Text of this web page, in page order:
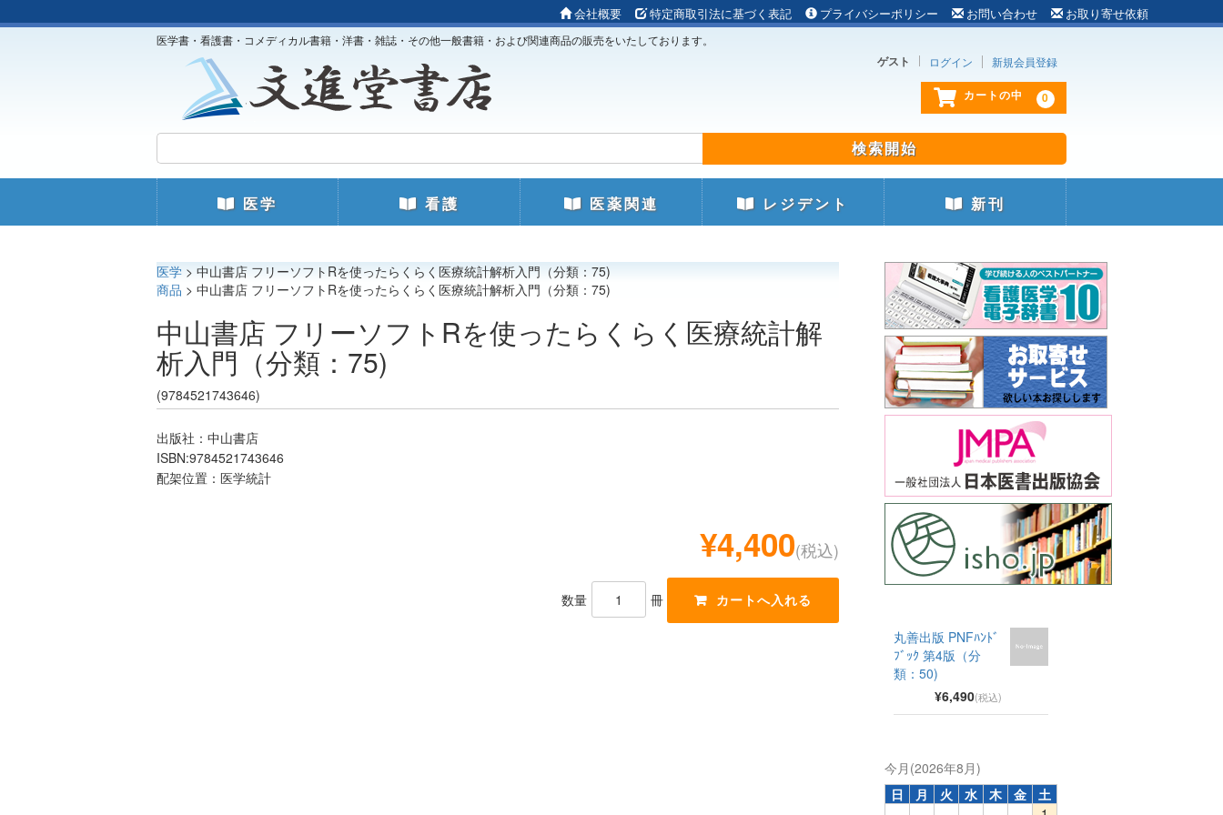
会社概要 特定商取引法に基づく表記 プライバシーポリシー お問い合わせ お取り寄せ依頼
医学書・看護書・コメディカル書籍・洋書・雑誌・その他一般書籍・および関連商品の販売をいたしております。
ゲスト ログイン 新規会員登録
カートの中 0
医学 看護 医薬関連 レジデント 新刊
医学 > 中山書店 フリーソフトRを使ったらくらく医療統計解析入門（分類：75)
商品 > 中山書店 フリーソフトRを使ったらくらく医療統計解析入門（分類：75)
中山書店 フリーソフトRを使ったらくらく医療統計解
析入門（分類：75)
(9784521743646)
出版社：中山書店
ISBN:9784521743646
配架位置：医学統計
¥4,400(税込)
数量 冊
丸善出版 PNFﾊﾝﾄﾞ
ﾌﾞｯｸ 第4版（分
類：50)
¥6,490(税込)
今月(2026年8月)
日
月 火 水 木 金
土